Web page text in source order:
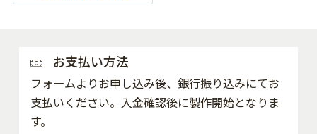
お支払い方法
フォームよりお申し込み後、銀行振り込みにてお
支払いください。入金確認後に製作開始となりま
す。